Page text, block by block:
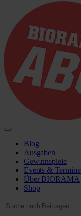
Blog
Ausgaben
Gewinnspiele
Events & Termine
Über BIORAMA
Shop